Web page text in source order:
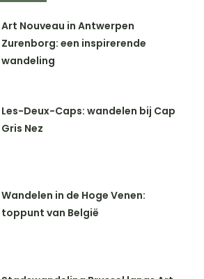
Art Nouveau in Antwerpen
Zurenborg: een inspirerende
wandeling
Les-Deux-Caps: wandelen bij Cap
Gris Nez
Wandelen in de Hoge Venen:
toppunt van België